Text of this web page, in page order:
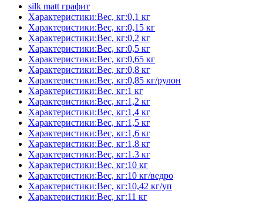
silk matt графит
Характеристики:Вес, кг:0,1 кг
Характеристики:Вес, кг:0,15 кг
Характеристики:Вес, кг:0,2 кг
Характеристики:Вес, кг:0,5 кг
Характеристики:Вес, кг:0,65 кг
Характеристики:Вес, кг:0,8 кг
Характеристики:Вес, кг:0,85 кг/рулон
Характеристики:Вес, кг:1 кг
Характеристики:Вес, кг:1,2 кг
Характеристики:Вес, кг:1,4 кг
Характеристики:Вес, кг:1,5 кг
Характеристики:Вес, кг:1,6 кг
Характеристики:Вес, кг:1,8 кг
Характеристики:Вес, кг:1.3 кг
Характеристики:Вес, кг:10 кг
Характеристики:Вес, кг:10 кг/ведро
Характеристики:Вес, кг:10,42 кг/уп
Характеристики:Вес, кг:11 кг